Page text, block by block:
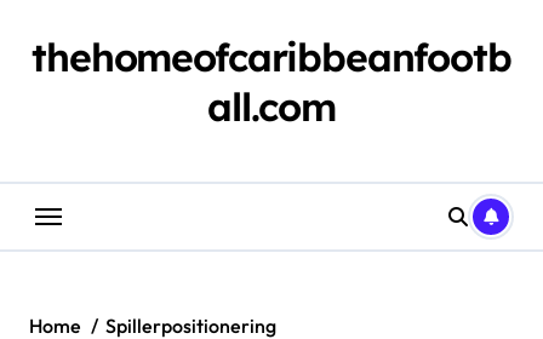
contentthehomeofcaribbeanfootb
all.com
Home
Spillerpositionering